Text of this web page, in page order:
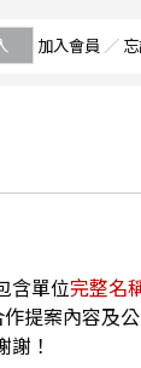
加入會員 ／
含單位完整名
提案內容及
！